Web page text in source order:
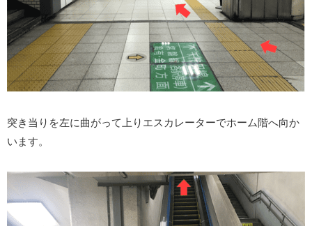
突き当りを左に曲がって上りエスカレーターでホーム階へ向か
います。